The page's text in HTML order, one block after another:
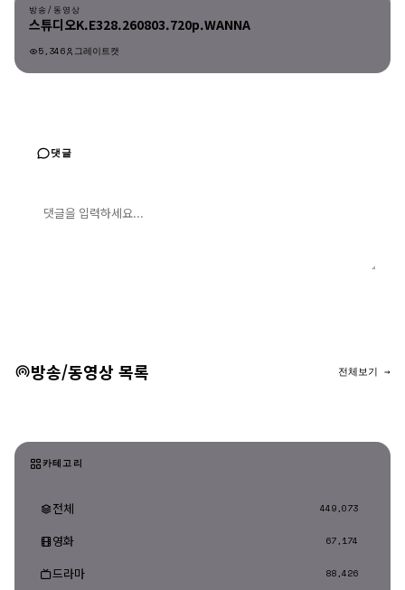
방송/동영상
스튜디오K.E328.260803.720p.WANNA
5,346 그레이트캣
댓글
방송/동영상 목록 전체보기 →
카테고리
전체 449,073
영화 67,174
드라마 88,426